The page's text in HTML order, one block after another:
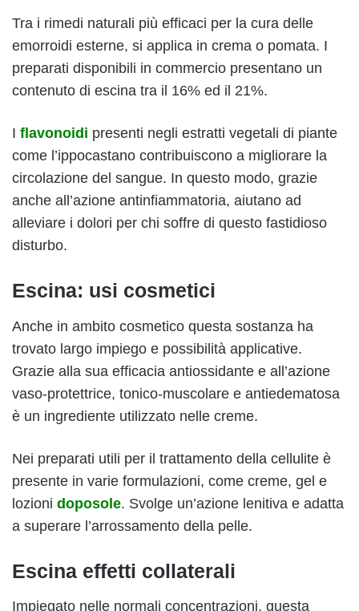
Tra i rimedi naturali più efficaci per la cura delle
emorroidi esterne, si applica in crema o pomata. I
preparati disponibili in commercio presentano un
contenuto di escina tra il 16% ed il 21%.
I flavonoidi presenti negli estratti vegetali di piante
come l’ippocastano contribuiscono a migliorare la
circolazione del sangue. In questo modo, grazie
anche all’azione antinfiammatoria, aiutano ad
alleviare i dolori per chi soffre di questo fastidioso
disturbo.
Escina: usi cosmetici
Anche in ambito cosmetico questa sostanza ha
trovato largo impiego e possibilità applicative.
Grazie alla sua efficacia antiossidante e all’azione
vaso-protettrice, tonico-muscolare e antiedematosa
è un ingrediente utilizzato nelle creme.
Nei preparati utili per il trattamento della cellulite è
presente in varie formulazioni, come creme, gel e
lozioni doposole. Svolge un’azione lenitiva e adatta
a superare l’arrossamento della pelle.
Escina effetti collaterali
Impiegato nelle normali concentrazioni, questa